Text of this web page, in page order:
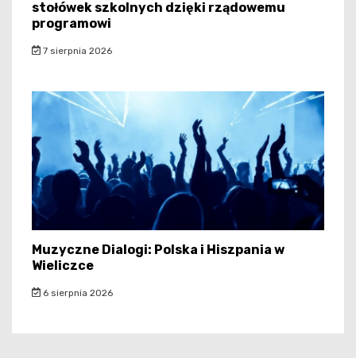
stołówek szkolnych dzięki rządowemu
programowi
7 sierpnia 2026
Muzyczne Dialogi: Polska i Hiszpania w
Wieliczce
6 sierpnia 2026